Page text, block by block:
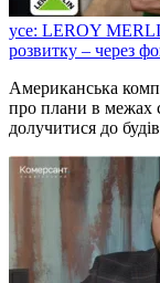
усе: LEROY
розвитку – через
Американська
про плани в межах
долучитися до